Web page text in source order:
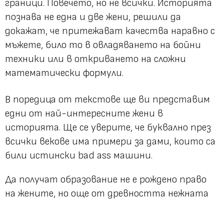
граници. Повечето, но не всички. Историята
познава не една и две жени, решили да
докажат, че притежават качества наравно с
мъжете, било то в овладяването на бойни
техники или в откриването на сложни
математически формули.
В поредица от текстове ще ви представим
едни от най-интересните жени в
историята. Ще се уверите, че буквално през
всички векове има примери за дами, които са
били истински bad ass машини.
Да получат образование не е рождено право
на жените, но още от древността нежната